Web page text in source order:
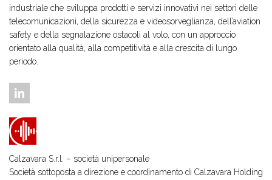
industriale che sviluppa prodotti e servizi innovativi nei settori delle
telecomunicazioni, della sicurezza e videosorveglianza, dell’aviation
safety e della segnalazione ostacoli al volo, con un approccio
orientato alla qualità, alla competitività e alla crescita di lungo
periodo.
Calzavara S.r.l. – società unipersonale
Società sottoposta a direzione e coordinamento di Calzavara Holding